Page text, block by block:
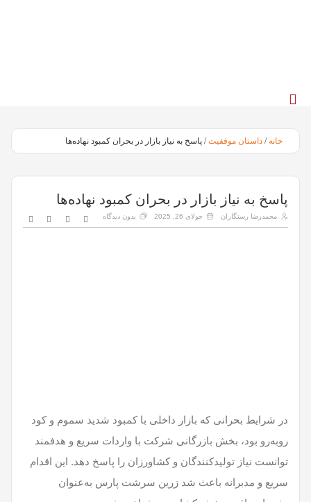
خانه / داستان موفقیت/ پاسخ به نیاز بازار در بحران کمبود نهاده‌ها
پاسخ به نیاز بازار در بحران کمبود نهاده‌ها
محمدرضا رستگاران جولای 26, 2025 بدون دیدگاه
در شرایط بحرانی که بازار داخلی با کمبود شدید سموم و کود
روبه‌رو بود، بخش بازرگانی شرکت با واردات سریع و هدفمند
توانست نیاز تولیدکنندگان و کشاورزان را پاسخ دهد. این اقدام
سریع و مدبرانه باعث شد زرین سرشت پارس به‌عنوان